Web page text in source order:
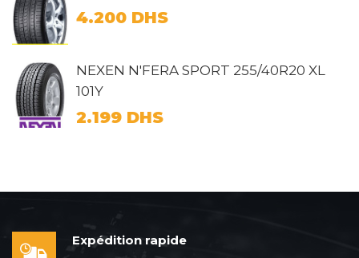
4.200 DHS
NEXEN N'FERA SPORT 255/40R20 XL
101Y
2.199 DHS
Expédition rapide